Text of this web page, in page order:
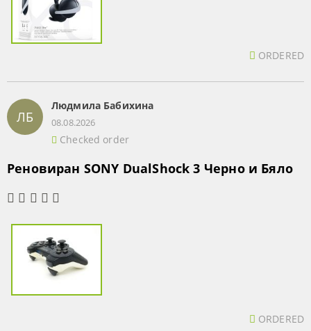
ORDERED
ЛБ
Людмила Бабихина
08.08.2026
Checked order
Реновиран SONY DualShock 3 Черно и Бяло
ORDERED